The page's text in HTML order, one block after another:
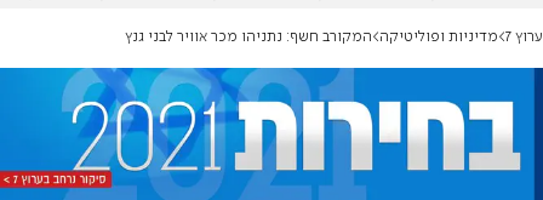
ערוץ 7 מדיניות ופוליטיקה המקורב חשף: נתניהו מכר אוויר לבני גנץ